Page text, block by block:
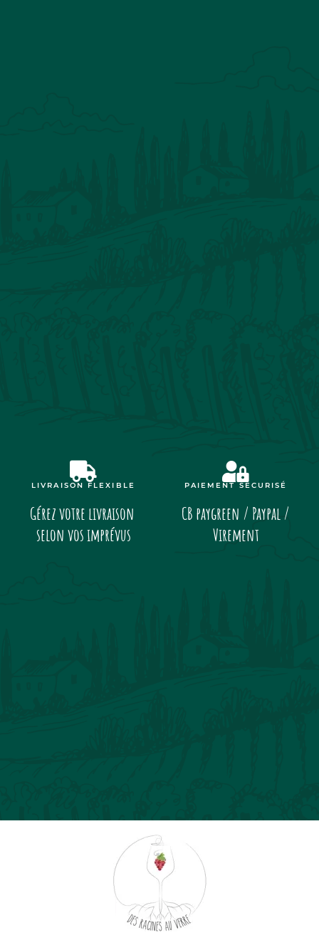
LIVRAISON FLEXIBLE
Gérez votre livraison
selon vos imprévus
PAIEMENT SÉCURISÉ
CB paygreen / Paypal /
Virement